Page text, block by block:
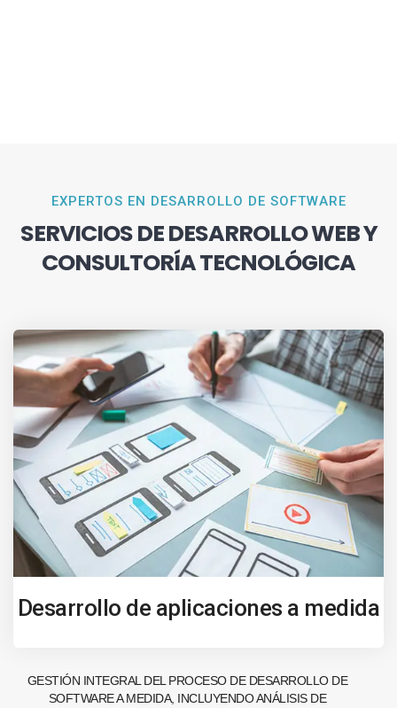
EXPERTOS EN DESARROLLO DE SOFTWARE
SERVICIOS DE DESARROLLO WEB Y
CONSULTORÍA TECNOLÓGICA
Desarrollo de aplicaciones a medida
GESTIÓN INTEGRAL DEL PROCESO DE DESARROLLO DE
SOFTWARE A MEDIDA, INCLUYENDO ANÁLISIS DE